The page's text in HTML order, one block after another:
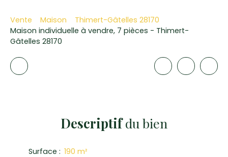
Vente Maison
Thimert-Gâtelles 28170
Maison individuelle à vendre, 7 pièces - Thimert-
Gâtelles 28170
Descriptifdu bien
Surface : 190 m²